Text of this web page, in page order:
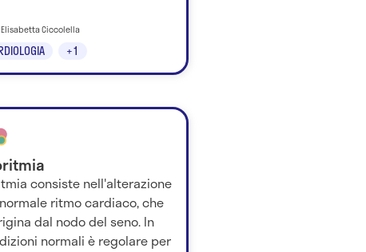
+1
Elisabetta Ciccolella
consiste nell'alterazione
ritmo cardiaco, che
dal nodo del seno. In
normali è regolare per